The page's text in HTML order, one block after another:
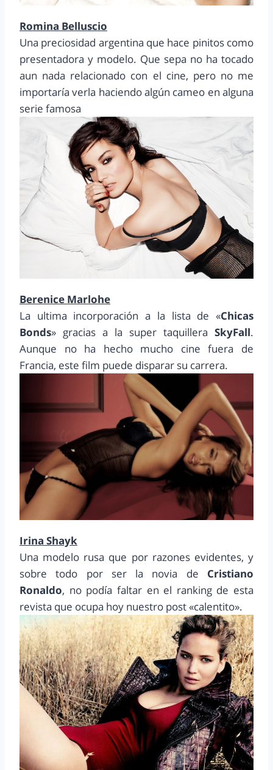
Romina Belluscio
Una preciosidad argentina que hace pinitos como
presentadora y modelo. Que sepa no ha tocado
aun nada relacionado con el cine, pero no me
importaría verla haciendo algún cameo en alguna
serie famosa
Berenice Marlohe
La ultima incorporación a la lista de «Chicas
Bonds» gracias a la super taquillera SkyFall.
Aunque no ha hecho mucho cine fuera de
Francia, este film puede disparar su carrera.
Irina Shayk
Una modelo rusa que por razones evidentes, y
sobre todo por ser la novia de Cristiano
Ronaldo, no podía faltar en el ranking de esta
revista que ocupa hoy nuestro post «calentito».